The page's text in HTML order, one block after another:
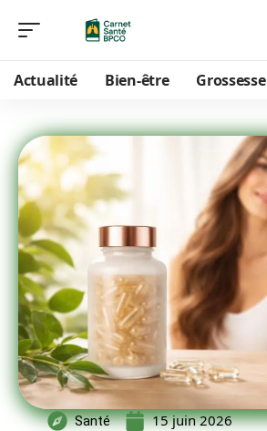
Actualité Bien-être Grossesse
Santé 15 juin 2026